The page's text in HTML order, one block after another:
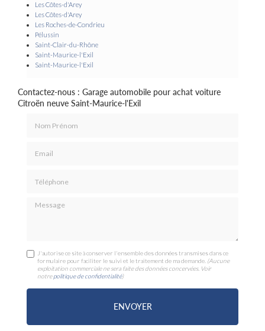
Les Côtes-d'Arey
Les Côtes-d'Arey
Les Roches-de-Condrieu
Pélussin
Saint-Clair-du-Rhône
Saint-Maurice-l'Exil
Saint-Maurice-l'Exil
Contactez-nous : Garage automobile pour achat voiture
Citroën neuve Saint-Maurice-l'Exil
Message
J'autorise ce site à conserver l'ensemble des données transmises dans ce
formulaire pour faciliter le suivi et le traitement de ma demande. (Aucune
exploitation commerciale ne sera faite des données concervées. Voir
notrepolitique de confidentialité)